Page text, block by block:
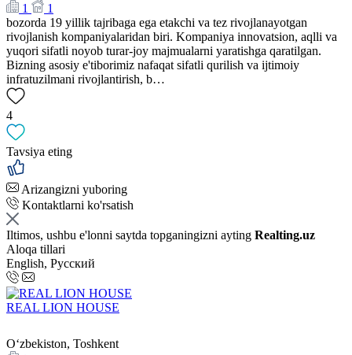
1
1
bozorda 19 yillik tajribaga ega etakchi va tez rivojlanayotgan
rivojlanish kompaniyalaridan biri. Kompaniya innovatsion, aqlli va
yuqori sifatli noyob turar-joy majmualarni yaratishga qaratilgan.
Bizning asosiy e'tiborimiz nafaqat sifatli qurilish va ijtimoiy
infratuzilmani rivojlantirish, b…
4
Tavsiya eting
Arizangizni yuboring
Kontaktlarni ko'rsatish
Iltimos, ushbu e'lonni saytda topganingizni ayting Realting.uz
Aloqa tillari
English, Русский
REAL LION HOUSE
Oʻzbekiston, Toshkent